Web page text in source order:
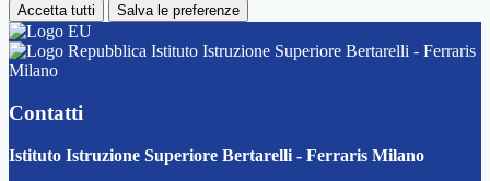
Accetta tutti Salva le preferenze
Istituto Istruzione Superiore Bertarelli - Ferraris
Milano
Contatti
Istituto Istruzione Superiore Bertarelli - Ferraris Milano